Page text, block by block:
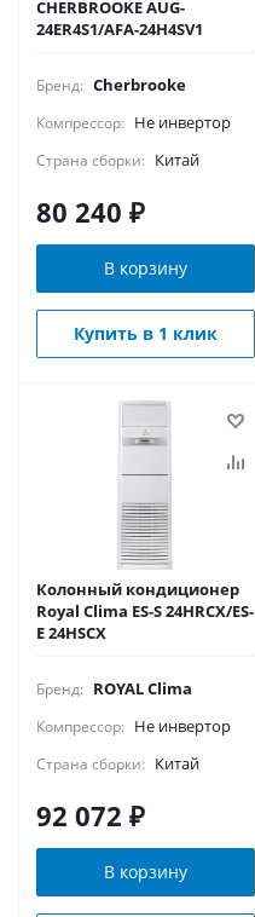
CHERBROOKE AUG-
24ER4S1/AFA-24H4SV1
Бренд: Cherbrooke
Компрессор: Не инвертор
Страна сборки: Китай
80 240 ₽
В корзину
Купить в 1 клик
Колонный кондиционер
Royal Clima ES-S 24HRCX/ES-
E 24HSCX
Бренд: ROYAL Clima
Компрессор: Не инвертор
Страна сборки: Китай
92 072 ₽
В корзину